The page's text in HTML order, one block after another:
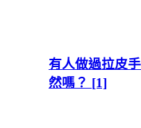
有人做過拉皮
然嗎？ [1]